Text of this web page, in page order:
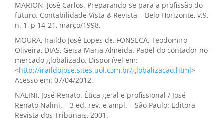
MARION, José Carlos. Preparando-se para a profissão do
futuro. Contabilidade Vista & Revista – Belo Horizonte, v.9,
n. 1, p 14-21, março/1998.
MOURA, Iraildo José Lopes de, FONSECA, Teodomiro
Oliveira, DIAS, Geisa Maria Almeida. Papel do contador no
mercado globalizado. Disponível em:
<http://iraildojose.sites.uol.com.br/globalizacao.html>
Acesso em: 07/04/2012.
NALINI, José Renato. Ética geral e profissional / José
Renato Nalini. – 3 ed. rev. e ampl. – São Paulo: Editora
Revista dos Tribunais, 2001.